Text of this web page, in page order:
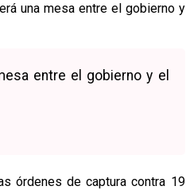
una mesa entre el gobierno y
entre el gobierno y el
órdenes de captura contra 19